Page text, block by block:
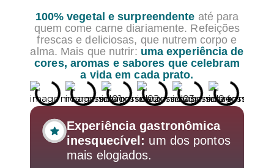
100% vegetal e surpreendente até para
quem come carne diariamente. Refeições
frescas e deliciosas, que nutrem corpo e
alma. Mais que nutrir: uma experiência de
cores, aromas e sabores que celebram
a vida em cada prato.
Experiência gastronômica
inesquecível: um dos pontos
mais elogiados.